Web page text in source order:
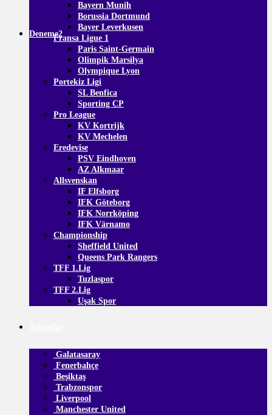
Bayern Munih
Borussia Dortmund
Bayer Leverkusen
Fransa Ligue 1
Paris Saint-Germain
Olimpik Marsilya
Olympique Lyon
Portekiz Ligi
SL Benfica
Sporting CP
Pro League
KV Kortrijk
KV Mechelen
Eredevise
PSV Eindhoven
AZ Alkmaar
Allsvenskan
IF Elfsborg
IFK Göteborg
IFK Norrköping
IFK Värnamo
Championship
Sheffield United
Queens Park Rangers
TFF 1.Lig
Tuzlaspor
TFF 2.Lig
Uşak Spor
Galatasaray
Fenerbahçe
Beşiktaş
Trabzonspor
Liverpool
Manchester United
Deneme2